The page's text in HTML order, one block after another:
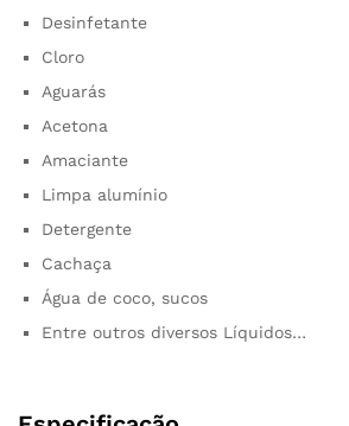
Desinfetante
Cloro
Aguarás
Acetona
Amaciante
Limpa alumínio
Detergente
Cachaça
Água de coco, sucos
Entre outros diversos Líquidos…